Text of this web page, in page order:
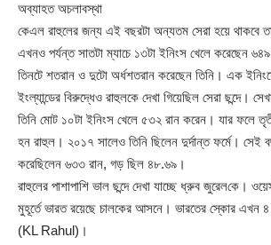
অব্যাহত অচলাবস্থা
কেএল রাহুলের জন্য এই বছরটা অন্যতম সেরা হয়ে থাকবে
এখনও পর্যন্ত সাতটা ম্যাচে ১৩টা ইনিংস খেলে করেছেন
তিনটে শতরান ও দুটো অর্ধশতরান করেছেন তিনি। এক
ইংল্যান্ডের বিরুদ্ধেও রাহুলকে দেখা গিয়েছিল সেরা ছন্দে।
তিনি মোট ১০টা ইনিংস খেলে ৫৩২ রান করেন। যার ফলে
হন রাহুল। ২০১৭ সালেও তিনি ছিলেন দুর্দান্ত ফর্মে। সেই
করেছিলেন ৬৩৩ রান, গড় ছিল ৪৮.৬৯।
রাহুলের পাশাপাশি ভাল ছন্দে দেখা যাচ্ছে ধ্রুব জুরেল‌কে।
মুহূর্তে ভারত রয়েছে চালকের আসনে। ভারতের স্কোর এখন ৪
(KL Rahul)।